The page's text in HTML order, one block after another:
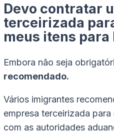
Devo contratar
terceirizada
meus itens
Embora não seja
recomendado.
Vários imigrantes
empresa terceirizada
com as autoridades